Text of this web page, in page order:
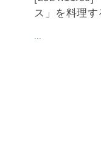
ス」を料理す
...